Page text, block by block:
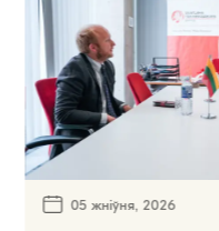
05 жніўня, 2026